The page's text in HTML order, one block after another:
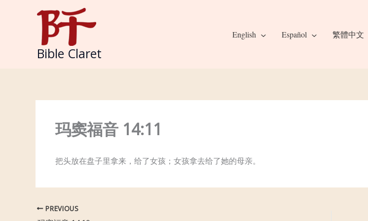
Bible Claret
English Español 繁體中文
玛窦福音 14:11
把头放在盘子里拿来，给了女孩；女孩拿去给了她的母亲。
PREVIOUS